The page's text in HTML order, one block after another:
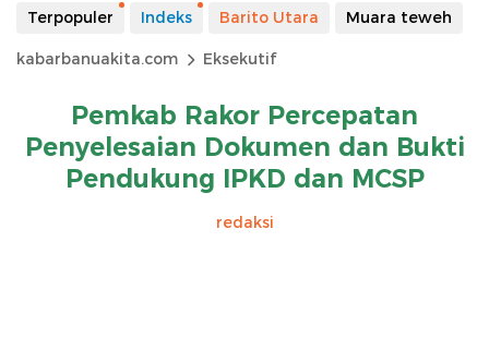
Terpopuler Indeks Barito Utara Muara teweh
kabarbanuakita.com Eksekutif
Pemkab Rakor Percepatan
Penyelesaian Dokumen dan Bukti
Pendukung IPKD dan MCSP
redaksi